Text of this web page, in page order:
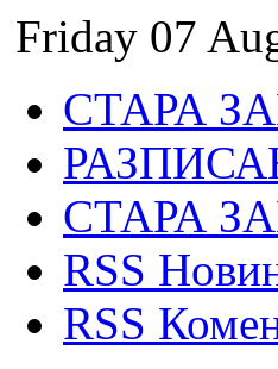
Friday 07
СТАРА
СТАРА
RSS
RSS